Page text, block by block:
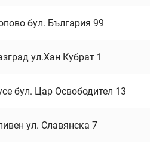
бул. България 99
ул.Хан Кубрат 1
бул. Цар Освободител 13
ул. Славянска 7